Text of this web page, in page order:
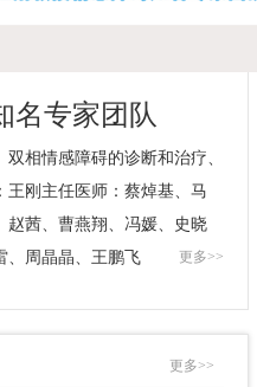
名专家团队
双相情感障碍的诊断和治疗、
王刚主任医师： 蔡焯基
马
赵茜 曹燕翔 冯媛
史晓
周晶晶 王鹏飞 更多>>
更多>>